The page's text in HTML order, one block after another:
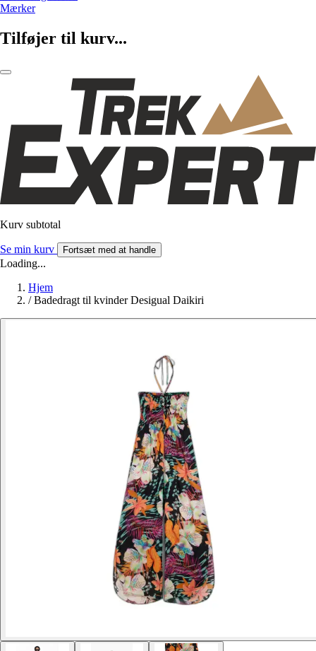
Mærker
Tilføjer til kurv...
Kurv subtotal
Se min kurv Fortsæt med at handle
Loading...
Hjem
/ Badedragt til kvinder Desigual Daikiri